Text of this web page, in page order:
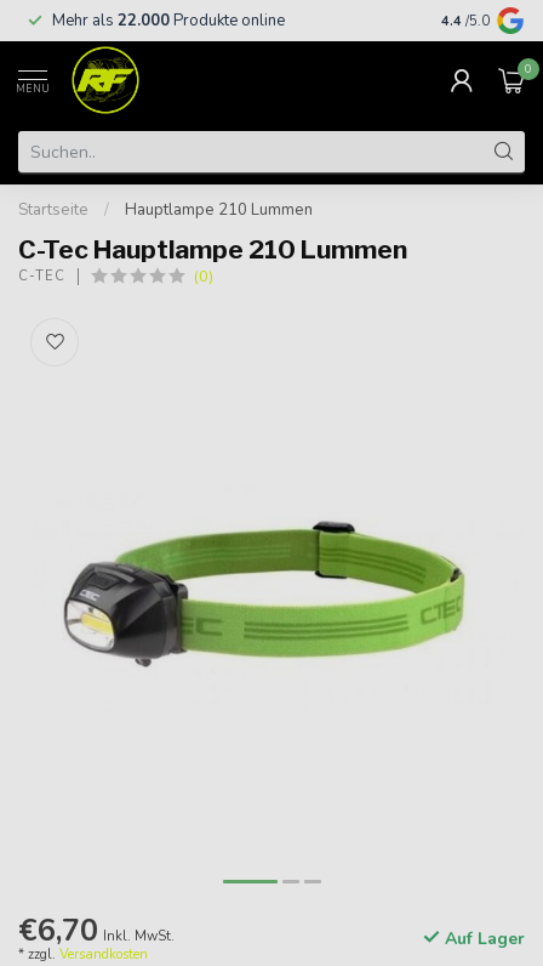
Mehr als 22.000Produkte online Kostenloser
€
4.4 /5.0
MENU
0
Startseite / Hauptlampe 210 Lummen
C-Tec Hauptlampe 210 Lummen
C-TEC (0)
€6,70 Inkl. MwSt.
* zzgl. Versandkosten
Auf Lager